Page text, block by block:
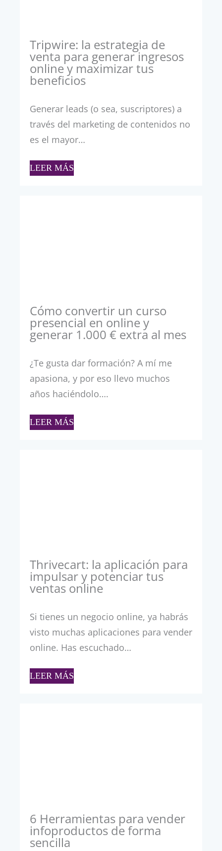
Tripwire: la estrategia de
venta para generar ingresos
online y maximizar tus
beneficios
Generar leads (o sea, suscriptores) a
través del marketing de contenidos no
es el mayor…
LEER MÁS
Cómo convertir un curso
presencial en online y
generar 1.000 € extra al mes
¿Te gusta dar formación? A mí me
apasiona, y por eso llevo muchos
años haciéndolo….
LEER MÁS
Thrivecart: la aplicación para
impulsar y potenciar tus
ventas online
Si tienes un negocio online, ya habrás
visto muchas aplicaciones para vender
online. Has escuchado…
LEER MÁS
6 Herramientas para vender
infoproductos de forma
sencilla